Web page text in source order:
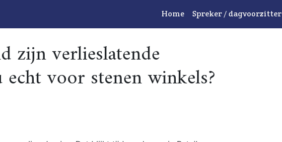
Home Spreker / dagvoorzitter
zijn verlieslatende
voor stenen winkels?